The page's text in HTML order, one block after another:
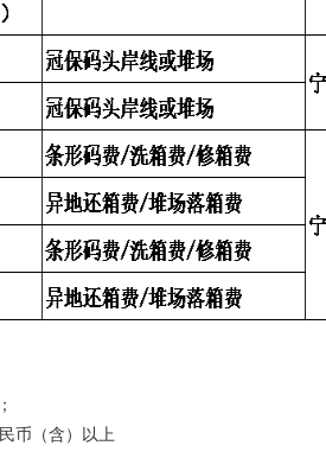
币（含）以上